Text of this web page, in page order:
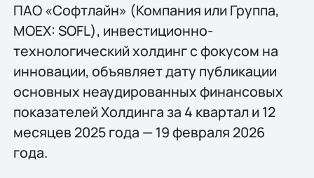
ПАО «Софтлайн» (Компания или Группа,
MOEX: SOFL), инвестиционно-
технологический холдинг с фокусом на
инновации, объявляет дату публикации
основных неаудированных финансовых
показателей Холдинга за 4 квартал и 12
месяцев 2025 года — 19 февраля 2026
года.